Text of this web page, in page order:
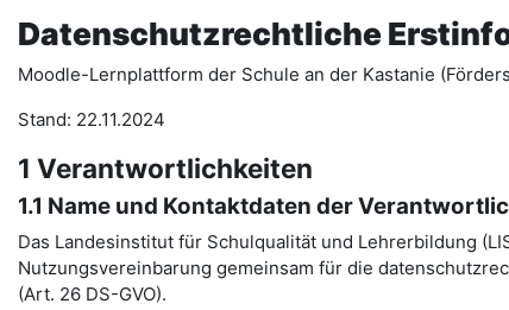
Datenschutzrechtliche
Moodle-Lernplattform der Schule an der Kastanie
Stand: 22.11.2024
1 Verantwortlichkeiten
1.1 Name und Kontaktdaten der
Das Landesinstitut für Schulqualität und Lehrerbildung
Nutzungsvereinbarung gemeinsam für die
(Art. 26 DS-GVO).